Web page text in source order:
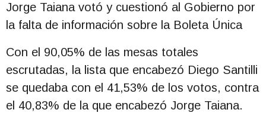
Jorge Taiana votó y cuestionó al Gobierno por
la falta de información sobre la Boleta Única
Con el 90,05% de las mesas totales
escrutadas, la lista que encabezó Diego Santilli
se quedaba con el 41,53% de los votos, contra
el 40,83% de la que encabezó Jorge Taiana.